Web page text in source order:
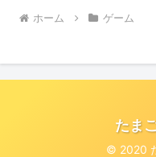
ホーム ゲーム
たま
© 2020